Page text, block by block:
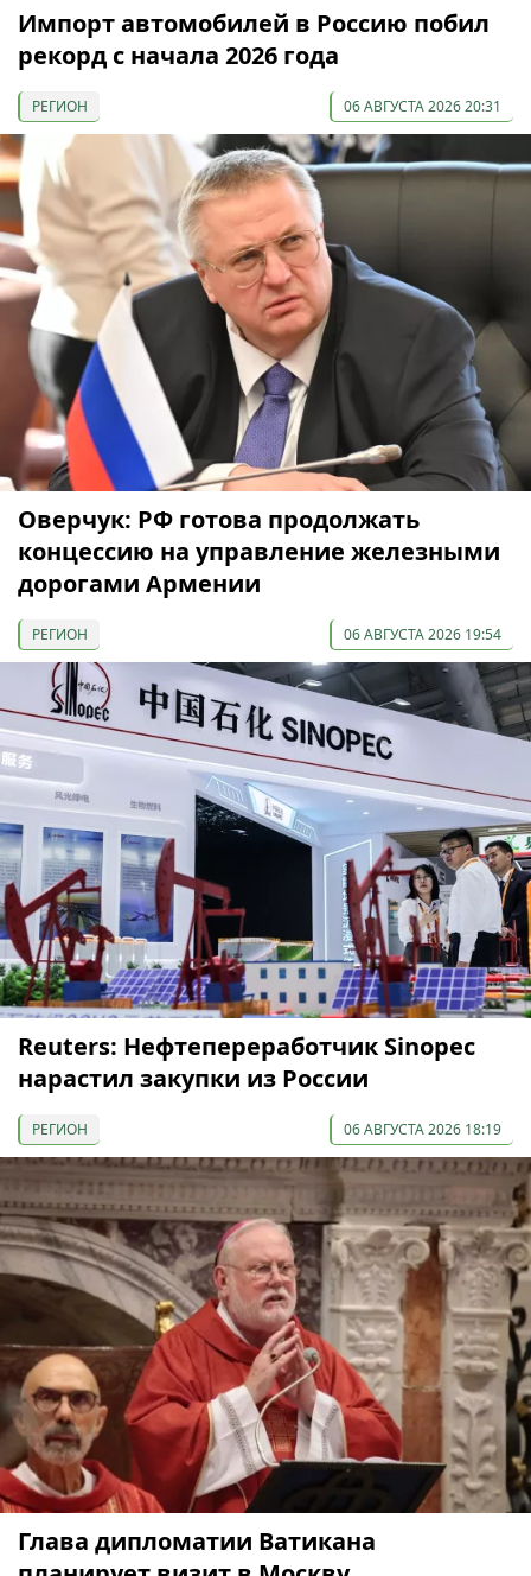
Импорт автомобилей в Россию побил
рекорд с начала 2026 года
РЕГИОН 06 АВГУСТА 2026 20:31
Оверчук: РФ готова продолжать
концессию на управление железными
дорогами Армении
РЕГИОН 06 АВГУСТА 2026 19:54
Reuters: Нефтепереработчик Sinopec
нарастил закупки из России
РЕГИОН 06 АВГУСТА 2026 18:19
Глава дипломатии Ватикана